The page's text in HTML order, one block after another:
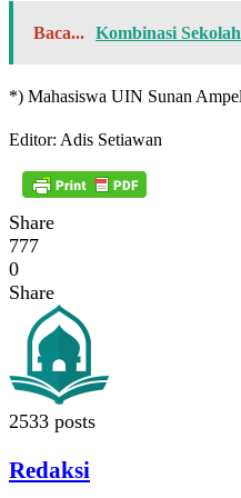
Baca... Kombinasi
*) Mahasiswa UIN Sunan
Editor: Adis Setiawan
Share
777
0
Share
2533 posts
Redaksi